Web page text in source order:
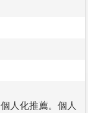
人化推薦。個人